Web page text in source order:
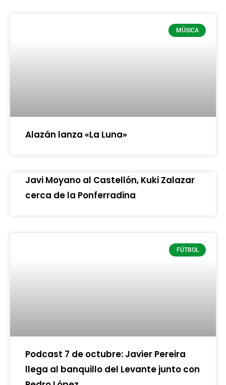
MÚSICA
Alazán lanza «La Luna»
Javi Moyano al Castellón, Kuki Zalazar
cerca de la Ponferradina
FÚTBOL
Podcast 7 de octubre: Javier Pereira
llega al banquillo del Levante junto con